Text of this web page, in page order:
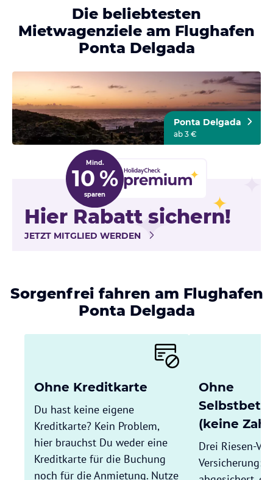
Die beliebtesten
Mietwagenziele am Flughafen
Ponta Delgada
Ponta Delgada
ab 3 €
Mind.
10 %
sparen
Hier Rabatt sichern!
JETZT MITGLIED WERDEN
Sorgenfrei fahren am Flughafen
Ponta Delgada
Ohne Kreditkarte
Du hast keine eigene
Kreditkarte? Kein Problem,
hier brauchst Du weder eine
Kreditkarte für die Buchung
noch für die Anmietung. Nutze
Ohne
(keine
Drei Riesen-
Versicherung: